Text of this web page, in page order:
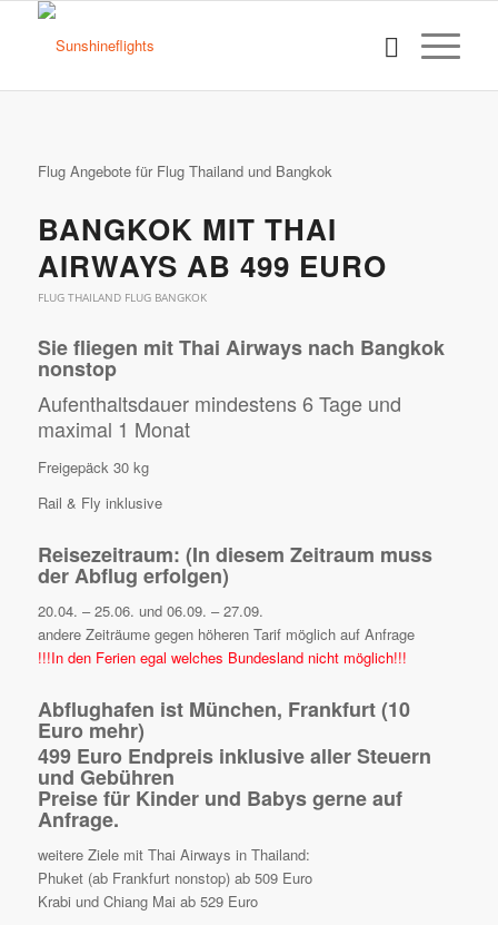
Flug Angebote für Flug Thailand und Bangkok
BANGKOK MIT THAI
AIRWAYS AB 499 EURO
FLUG THAILAND FLUG BANGKOK
Sie fliegen mit Thai Airways nach Bangkok
nonstop
Aufenthaltsdauer mindestens 6 Tage und
maximal 1 Monat
Freigepäck 30 kg
Rail & Fly inklusive
Reisezeitraum: (In diesem Zeitraum muss
der Abflug erfolgen)
20.04. – 25.06. und 06.09. – 27.09.
andere Zeiträume gegen höheren Tarif möglich auf Anfrage
!!!In den Ferien egal welches Bundesland nicht möglich!!!
Abflughafen ist München, Frankfurt (10
Euro mehr)
499 Euro Endpreis inklusive aller Steuern
und Gebühren
Preise für Kinder und Babys gerne auf
Anfrage.
weitere Ziele mit Thai Airways in Thailand:
Phuket (ab Frankfurt nonstop) ab 509 Euro
Krabi und Chiang Mai ab 529 Euro